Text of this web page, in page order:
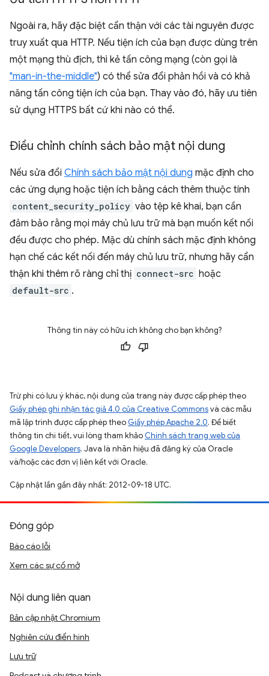
Ngoài ra, hãy đặc biệt cẩn thận với các tài nguyên được
truy xuất qua HTTP. Nếu tiện ích của bạn được dùng trên
một mạng thù địch, thì kẻ tấn công mạng (còn gọi là
"man-in-the-middle") có thể sửa đổi phản hồi và có khả
năng tấn công tiện ích của bạn. Thay vào đó, hãy ưu tiên
sử dụng HTTPS bất cứ khi nào có thể.
Điều chỉnh chính sách bảo mật nội dung
Nếu sửa đổi Chính sách bảo mật nội dung mặc định cho
các ứng dụng hoặc tiện ích bằng cách thêm thuộc tính
content_security_policy vào tệp kê khai, bạn cần
đảm bảo rằng mọi máy chủ lưu trữ mà bạn muốn kết nối
đều được cho phép. Mặc dù chính sách mặc định không
hạn chế các kết nối đến máy chủ lưu trữ, nhưng hãy cẩn
thận khi thêm rõ ràng chỉ thị connect-src hoặc
default-src .
Thông tin này có hữu ích không cho bạn không?
Trừ phi có lưu ý khác, nội dung của trang này được cấp phép theo
Giấy phép ghi nhận tác giả 4.0 của Creative Commonsvà các mẫu
mã lập trình được cấp phép theo Giấy phép Apache 2.0. Để biết
thông tin chi tiết, vui lòng tham khảo Chính sách trang web của
Google Developers. Java là nhãn hiệu đã đăng ký của Oracle
và/hoặc các đơn vị liên kết với Oracle.
Cập nhật lần gần đây nhất: 2012-09-18 UTC.
Đóng góp
Báo cáo lỗi
Xem các sự cố mở
Nội dung liên quan
Bản cập nhật Chromium
Nghiên cứu điển hình
Lưu trữ